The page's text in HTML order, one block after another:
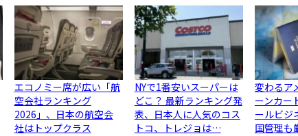
エコノミー席が広い「航
空会社ランキング
2026」、日本の航空会
社はトップクラス
NYで1番安いスーパーは
どこ？ 最新ランキング発
表、日本人に人気のコス
トコ、トレジョは…
変わるア
ーンカー
ールビジ
国管理も